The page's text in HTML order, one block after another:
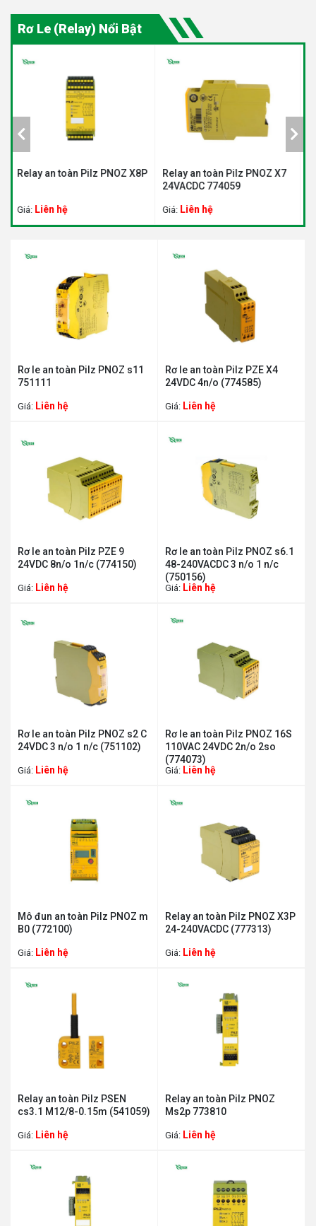
Rơ Le (Relay) Nổi Bật
Relay an toàn Pilz PNOZ X7
Giá:Liên hệ
Relay an toàn Pilz PNOZ
X3.10P 777314
Giá:Liên hệ
Rơ le an toàn Pilz PNOZ s11
751111
Giá: Liên hệ
Rơ le an toàn Pilz PZE X4
24VDC 4n/o (774585)
Giá: Liên hệ
Rơ le an toàn Pilz PZE 9
24VDC 8n/o 1n/c (774150)
Giá: Liên hệ
Rơ le an toàn Pilz PNOZ s6.1
48-240VACDC 3 n/o 1 n/c
(750156)
Giá: Liên hệ
Rơ le an toàn Pilz PNOZ s2 C
24VDC 3 n/o 1 n/c (751102)
Giá: Liên hệ
Rơ le an toàn Pilz PNOZ 16S
110VAC 24VDC 2n/o 2so
(774073)
Giá: Liên hệ
Mô đun an toàn Pilz PNOZ m
B0 (772100)
Giá: Liên hệ
Relay an toàn Pilz PNOZ X3P
24-240VACDC (777313)
Giá: Liên hệ
Relay an toàn Pilz PSEN
cs3.1 M12/8-0.15m (541059)
Giá: Liên hệ
Relay an toàn Pilz PNOZ
Ms2p 773810
Giá: Liên hệ